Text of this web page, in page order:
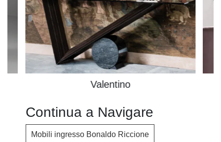
Valentino
Continua a Navigare
Mobili ingresso Bonaldo Riccione